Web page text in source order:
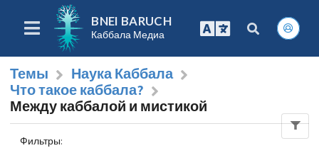
BNEI BARUCH
Каббала Медиа
Темы
Наука Каббала
Что такое каббала?
Между каббалой и мистикой
Фильтры: